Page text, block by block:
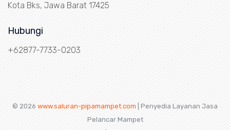
Kota Bks, Jawa Barat 17425
Hubungi
+62877-7733-0203
© 2026 www.saluran-pipamampet.com | Penyedia Layanan Jasa
Pelancar Mampet